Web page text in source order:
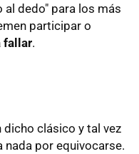
al dedo" para los más
participar o
fallar.
dicho clásico y tal vez
por equivocarse.